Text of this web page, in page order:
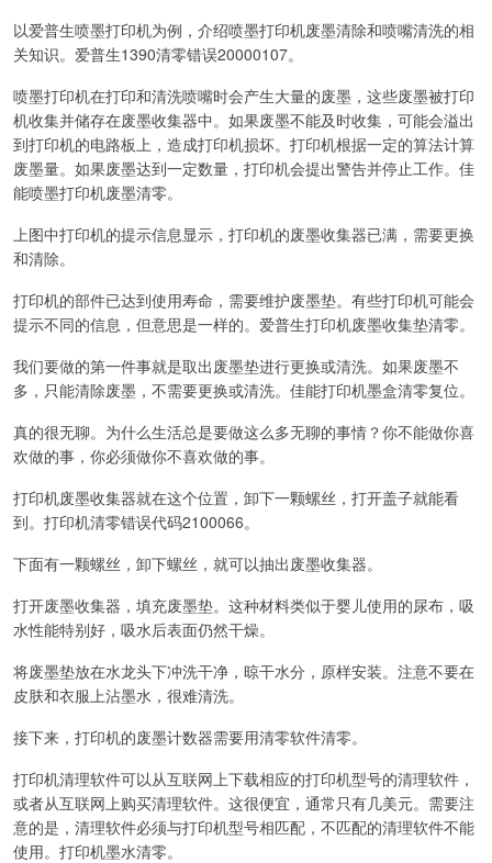
以爱普生喷墨打印机为例，介绍喷墨打印机废墨清除和喷嘴清洗的相
关知识。爱普生1390清零错误20000107。
喷墨打印机在打印和清洗喷嘴时会产生大量的废墨，这些废墨被打印
机收集并储存在废墨收集器中。如果废墨不能及时收集，可能会溢出
到打印机的电路板上，造成打印机损坏。打印机根据一定的算法计算
废墨量。如果废墨达到一定数量，打印机会提出警告并停止工作。佳
能喷墨打印机废墨清零。
上图中打印机的提示信息显示，打印机的废墨收集器已满，需要更换
和清除。
打印机的部件已达到使用寿命，需要维护废墨垫。有些打印机可能会
提示不同的信息，但意思是一样的。爱普生打印机废墨收集垫清零。
我们要做的第一件事就是取出废墨垫进行更换或清洗。如果废墨不
多，只能清除废墨，不需要更换或清洗。佳能打印机墨盒清零复位。
真的很无聊。为什么生活总是要做这么多无聊的事情？你不能做你喜
欢做的事，你必须做你不喜欢做的事。
打印机废墨收集器就在这个位置，卸下一颗螺丝，打开盖子就能看
到。打印机清零错误代码2100066。
下面有一颗螺丝，卸下螺丝，就可以抽出废墨收集器。
打开废墨收集器，填充废墨垫。这种材料类似于婴儿使用的尿布，吸
水性能特别好，吸水后表面仍然干燥。
将废墨垫放在水龙头下冲洗干净，晾干水分，原样安装。注意不要在
皮肤和衣服上沾墨水，很难清洗。
接下来，打印机的废墨计数器需要用清零软件清零。
打印机清理软件可以从互联网上下载相应的打印机型号的清理软件，
或者从互联网上购买清理软件。这很便宜，通常只有几美元。需要注
意的是，清理软件必须与打印机型号相匹配，不匹配的清理软件不能
使用。打印机墨水清零。